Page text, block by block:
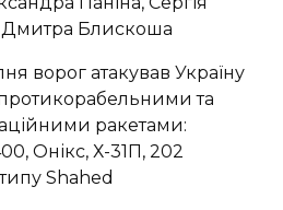
Дмитра Блискоша
ворог атакував Україну
та
ракетами:
Онікс, Х-31П, 202
Shahed